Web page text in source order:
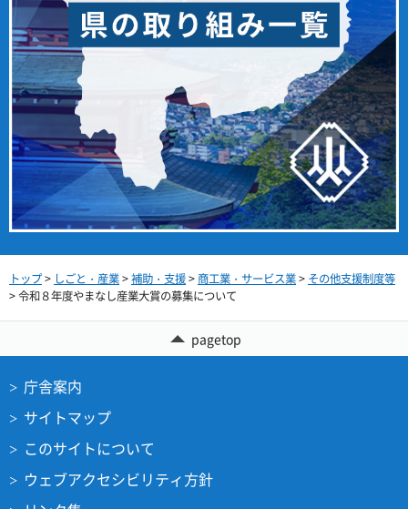
トップ> しごと・産業>補助・支援> 商工業・サービス業> その他支援制度等
> 令和８年度やまなし産業大賞の募集について
pagetop
庁舎案内
サイトマップ
このサイトについて
ウェブアクセシビリティ方針